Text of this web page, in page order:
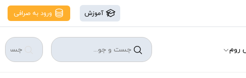
آموزش ورود به صرافی
روم